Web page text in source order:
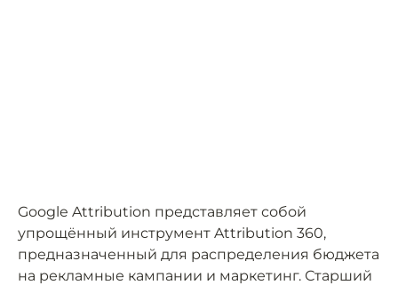
Google Attribution представляет собой
упрощённый инструмент Attribution 360,
предназначенный для распределения бюджета
на рекламные кампании и маркетинг. Старший